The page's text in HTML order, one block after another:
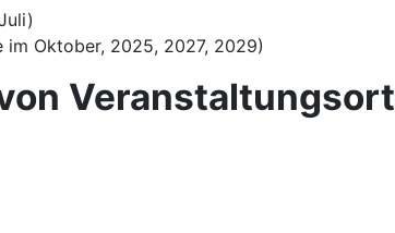
im Oktober, 2025, 2027, 2029)